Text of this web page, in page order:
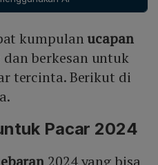
kumpulanucapan
berkesan untuk
tercinta. Berikut di
Pacar 2024
2024 yang bisa